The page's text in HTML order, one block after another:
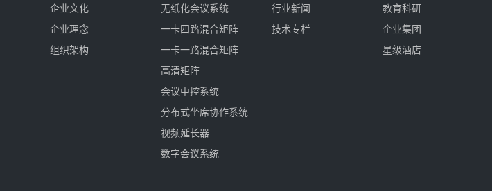
企业文化
企业理念
组织架构
无纸化会议系统
一卡四路混合矩阵
一卡一路混合矩阵
高清矩阵
会议中控系统
分布式坐席协作系统
视频延长器
数字会议系统
行业新闻
技术专栏
教育科研
企业集团
星级酒店